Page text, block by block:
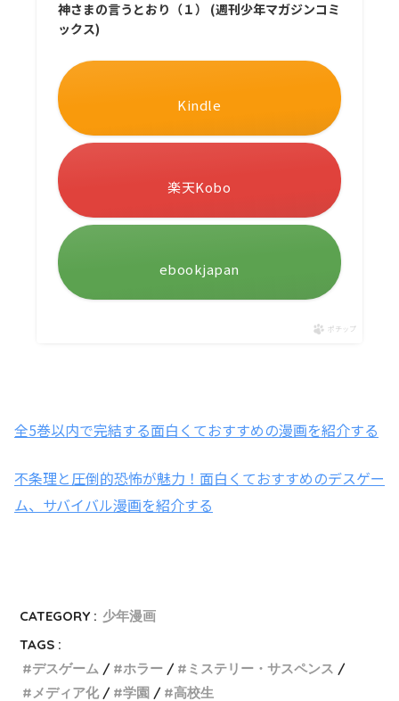
神さまの言うとおり（１） (週刊少年マガジンコミ
ックス)
Kindle
楽天Kobo
ebookjapan
ポチップ
全5巻以内で完結する面白くておすすめの漫画を紹介する
不条理と圧倒的恐怖が魅力！面白くておすすめのデスゲー
ム、サバイバル漫画を紹介する
CATEGORY : 少年漫画
TAGS :
デスゲーム
ホラー
ミステリー・サスペンス
メディア化
学園 高校生